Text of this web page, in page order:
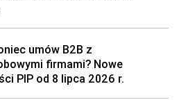
umów B2B z
firmami? Nowe
PIP od 8 lipca 2026 r.